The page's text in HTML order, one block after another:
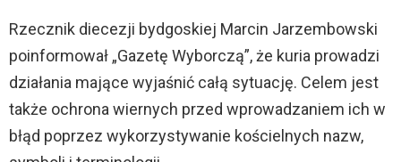
Rzecznik diecezji bydgoskiej Marcin Jarzembowski
poinformował „Gazetę Wyborczą”, że kuria prowadzi
działania mające wyjaśnić całą sytuację. Celem jest
także ochrona wiernych przed wprowadzaniem ich w
błąd poprzez wykorzystywanie kościelnych nazw,